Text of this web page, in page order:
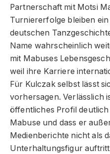
Partnerschaft mit Motsi
Turniererfolge bleiben
deutschen
Name wahrscheinlich
mit Mabuses
weil ihre Karriere
Für Kulczak selbst lässt
vorhersagen. Verlässlich
öffentliches Profil
Mabuse und dass er
Medienberichte nicht als
Unterhaltungsfigur